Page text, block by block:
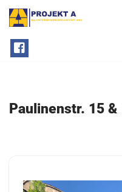
Inhalt
Paulinenstr. 15 &